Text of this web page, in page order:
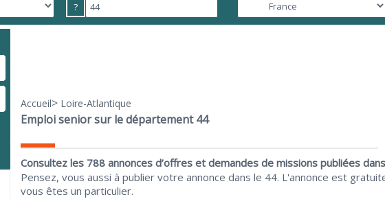
?
Accueil> Loire-Atlantique
Emploi senior sur le département 44
Consultez les 788 annonces d’offres et demandes de missions publiées
Pensez, vous aussi à publier votre annonce dans le 44. L'annonce est
vous êtes un particulier.